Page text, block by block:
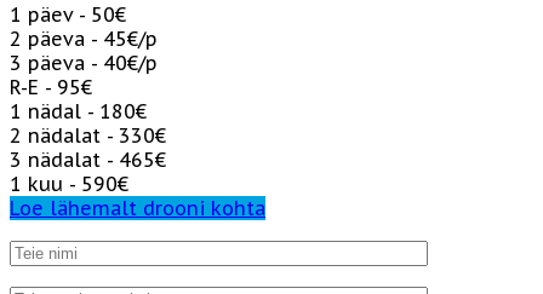
1 päev - 50€
2 päeva - 45€/p
3 päeva - 40€/p
R-E - 95€
1 nädal - 180€
2 nädalat - 330€
3 nädalat - 465€
1 kuu - 590€
Loe lähemalt drooni kohta